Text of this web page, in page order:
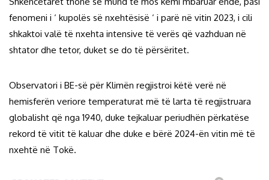
fenomeni i ‘ kupolës së nxehtësisë ‘ i parë në vitin 2023, i cili
shkaktoi valë të nxehta intensive të verës që vazhduan në
shtator dhe tetor, duket se do të përsëritet.
Observatori i BE-së për Klimën regjistroi këtë verë në
hemisferën veriore temperaturat më të larta të regjistruara
globalisht që nga 1940, duke tejkaluar periudhën përkatëse
rekord të vitit të kaluar dhe duke e bërë 2024-ën vitin më të
nxehtë në Tokë.